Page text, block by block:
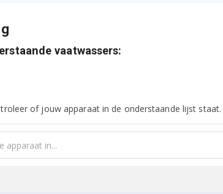
vaatwassers:
of jouw apparaat in de onderstaande lijst staat.